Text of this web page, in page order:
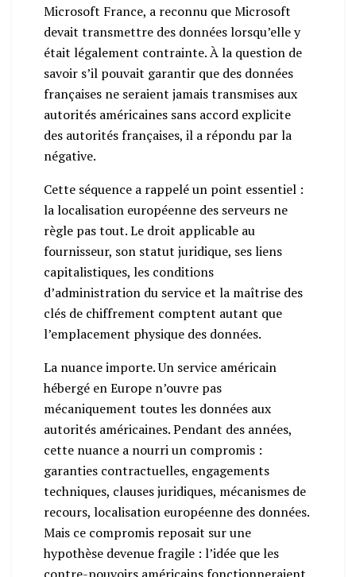
Microsoft France, a reconnu que Microsoft
devait transmettre des données lorsqu’elle y
était légalement contrainte. À la question de
savoir s’il pouvait garantir que des données
françaises ne seraient jamais transmises aux
autorités américaines sans accord explicite
des autorités françaises, il a répondu par la
négative.
Cette séquence a rappelé un point essentiel :
la localisation européenne des serveurs ne
règle pas tout. Le droit applicable au
fournisseur, son statut juridique, ses liens
capitalistiques, les conditions
d’administration du service et la maîtrise des
clés de chiffrement comptent autant que
l’emplacement physique des données.
La nuance importe. Un service américain
hébergé en Europe n’ouvre pas
mécaniquement toutes les données aux
autorités américaines. Pendant des années,
cette nuance a nourri un compromis :
garanties contractuelles, engagements
techniques, clauses juridiques, mécanismes de
recours, localisation européenne des données.
Mais ce compromis reposait sur une
hypothèse devenue fragile : l’idée que les